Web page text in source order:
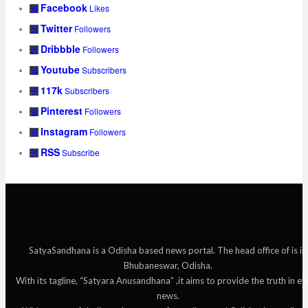
Facebook Likes
Twitter Followers
Dribbble Followers
YoutubeSubscribers
117kSubscribers
Pinterest Followers
Instagram Followers
RSSSubscribe
SatyaSandhana is a Odisha based news portal. The head office of is in
Bhubaneswar, Odisha.
With its tagline, “Satyara Anusandhana” ,it aims to provide the truth in
news.